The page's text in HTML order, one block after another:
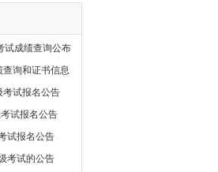
试成绩查询公布
询和证书信息
试报名公告
试报名公告
试报名公告
考试的公告